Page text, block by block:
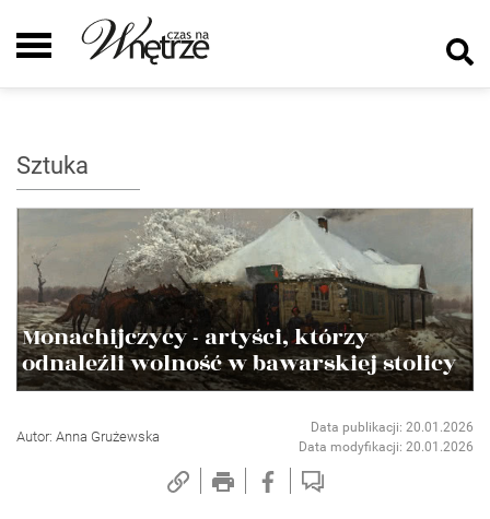
Sztuka
Monachijczycy - artyści, którzy
odnaleźli wolność w bawarskiej stolicy
Autor: Anna Grużewska
Data publikacji: 20.01.2026
Data modyfikacji: 20.01.2026